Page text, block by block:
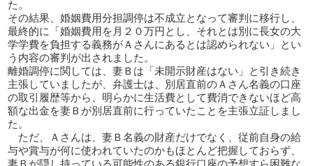
た。
その結果、婚姻費用分担調停は不成立となって審判に移行し、
最終的に「婚姻費用を月２０万円とし、それとは別に長女の大
学学費を負担する義務がＡさんにあるとは認められない」とい
う内容の審判が出されました。
離婚調停に関しては、妻Ｂは「未開示財産はない」と引き続き
主張していましたが、弁護士は、別居直前のＡさん名義の口座
の取引履歴等から、明らかに生活費として費消できないほど高
額な出金を妻Ｂが別居直前に行っていたことを主張立証しまし
た。
ただ、Ａさんは、妻Ｂ名義の財産だけでなく、従前自身の給
与や賞与が何に使われていたのかもほとんど把握しておらず、